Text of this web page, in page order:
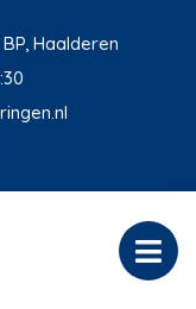
Haalderen